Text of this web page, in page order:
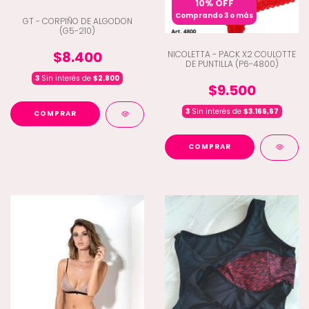
GT - CORPIÑO DE ALGODON
(G5-210)
$8.400
3 Sin interés de $2.800
COMPRAR
10% OFF
Comprando 3 o más
NICOLETTA - PACK X2 COULOTTE
DE PUNTILLA (P6-4800)
$9.500
3Sin interés de $3.166,67
COMPRAR